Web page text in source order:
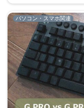
パソコン・スマホ関連